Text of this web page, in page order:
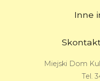
Inne
Miejski Dom
Tel.